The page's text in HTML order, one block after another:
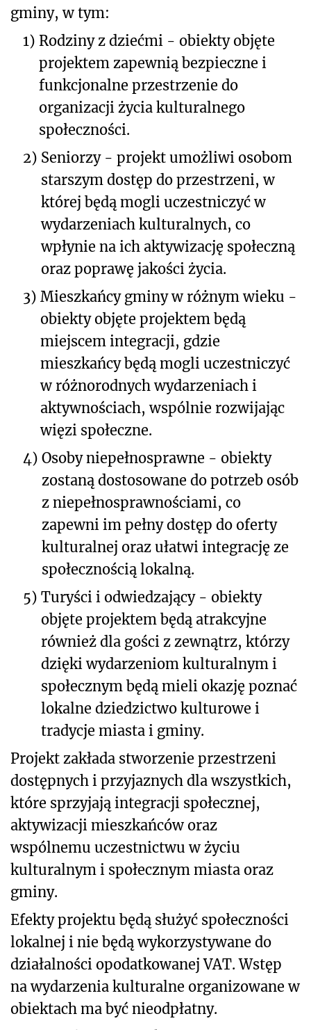
gminy, w tym:
1) Rodziny z dziećmi - obiekty objęte
projektem zapewnią bezpieczne i
funkcjonalne przestrzenie do
organizacji życia kulturalnego
społeczności.
2) Seniorzy - projekt umożliwi osobom
starszym dostęp do przestrzeni, w
której będą mogli uczestniczyć w
wydarzeniach kulturalnych, co
wpłynie na ich aktywizację społeczną
oraz poprawę jakości życia.
3) Mieszkańcy gminy w różnym wieku -
obiekty objęte projektem będą
miejscem integracji, gdzie
mieszkańcy będą mogli uczestniczyć
w różnorodnych wydarzeniach i
aktywnościach, wspólnie rozwijając
więzi społeczne.
4) Osoby niepełnosprawne - obiekty
zostaną dostosowane do potrzeb osób
z niepełnosprawnościami, co
zapewni im pełny dostęp do oferty
kulturalnej oraz ułatwi integrację ze
społecznością lokalną.
5) Turyści i odwiedzający - obiekty
objęte projektem będą atrakcyjne
również dla gości z zewnątrz, którzy
dzięki wydarzeniom kulturalnym i
społecznym będą mieli okazję poznać
lokalne dziedzictwo kulturowe i
tradycje miasta i gminy.
Projekt zakłada stworzenie przestrzeni
dostępnych i przyjaznych dla wszystkich,
które sprzyjają integracji społecznej,
aktywizacji mieszkańców oraz
wspólnemu uczestnictwu w życiu
kulturalnym i społecznym miasta oraz
gminy.
Efekty projektu będą służyć społeczności
lokalnej i nie będą wykorzystywane do
działalności opodatkowanej VAT. Wstęp
na wydarzenia kulturalne organizowane w
obiektach ma być nieodpłatny.